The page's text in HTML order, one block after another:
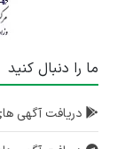
ما را دنبال کنید
دریافت آگهی